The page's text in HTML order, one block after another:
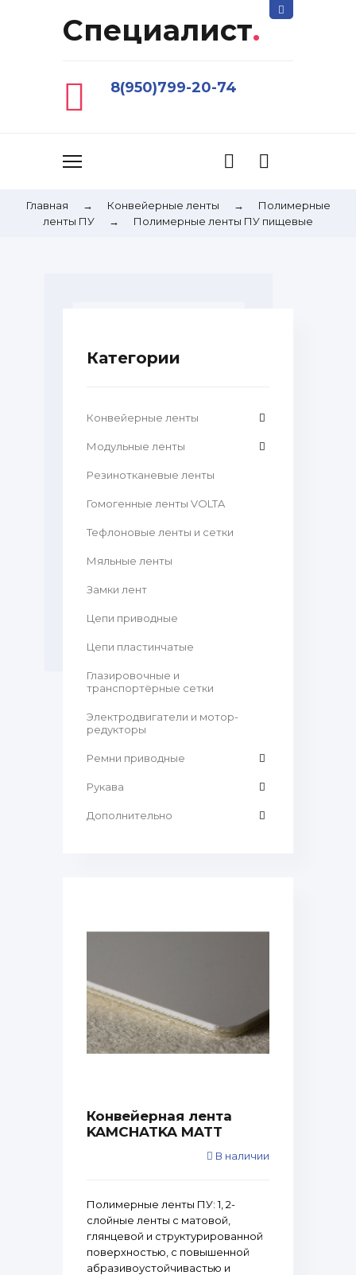
Специалист.
8(950)799-20-74
Главная → Конвейерные ленты →
Полимерные
ленты ПУ
→ Полимерные ленты ПУ пищевые
Категории
Конвейерные ленты
Модульные ленты
Резинотканевые ленты
Гомогенные ленты VOLTA
Тефлоновые ленты и сетки
Мяльные ленты
Замки лент
Цепи приводные
Цепи пластинчатые
Глазировочные и
транспортёрные сетки
Электродвигатели и мотор-
редукторы
Ремни приводные
Рукава
Дополнительно
Конвейерная лента
KAMCHATKA MATT
В наличии
Полимерные ленты ПУ: 1, 2-
слойные ленты с матовой,
глянцевой и структурированной
поверхностью, с повышенной
абразивоустойчивастью и